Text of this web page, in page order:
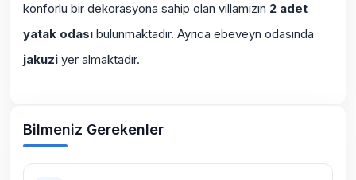
konforlu bir dekorasyona sahip olan villamızın 2 adet
yatak odası bulunmaktadır. Ayrıca ebeveyn odasında
jakuzi yer almaktadır.
Bilmeniz Gerekenler